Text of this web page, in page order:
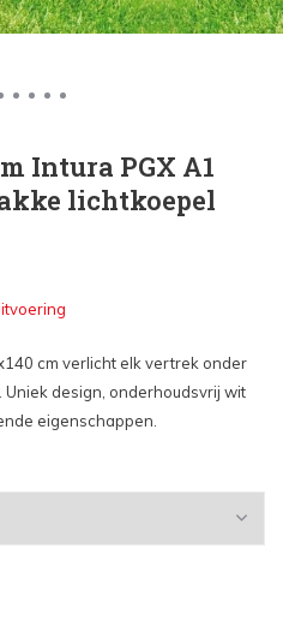
Intura PGX A1
lichtkoepel
cm verlicht elk vertrek onder
design, onderhoudsvrij wit
eigenschappen.